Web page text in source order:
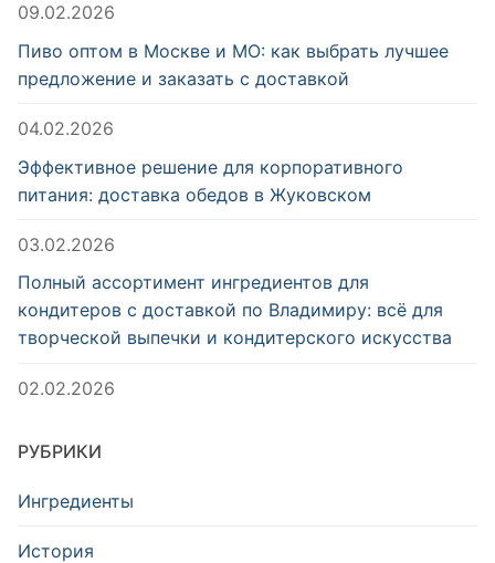
09.02.2026
Пиво оптом в Москве и МО: как выбрать лучшее
предложение и заказать с доставкой
04.02.2026
Эффективное решение для корпоративного
питания: доставка обедов в Жуковском
03.02.2026
Полный ассортимент ингредиентов для
кондитеров с доставкой по Владимиру: всё для
творческой выпечки и кондитерского искусства
02.02.2026
РУБРИКИ
Ингредиенты
История